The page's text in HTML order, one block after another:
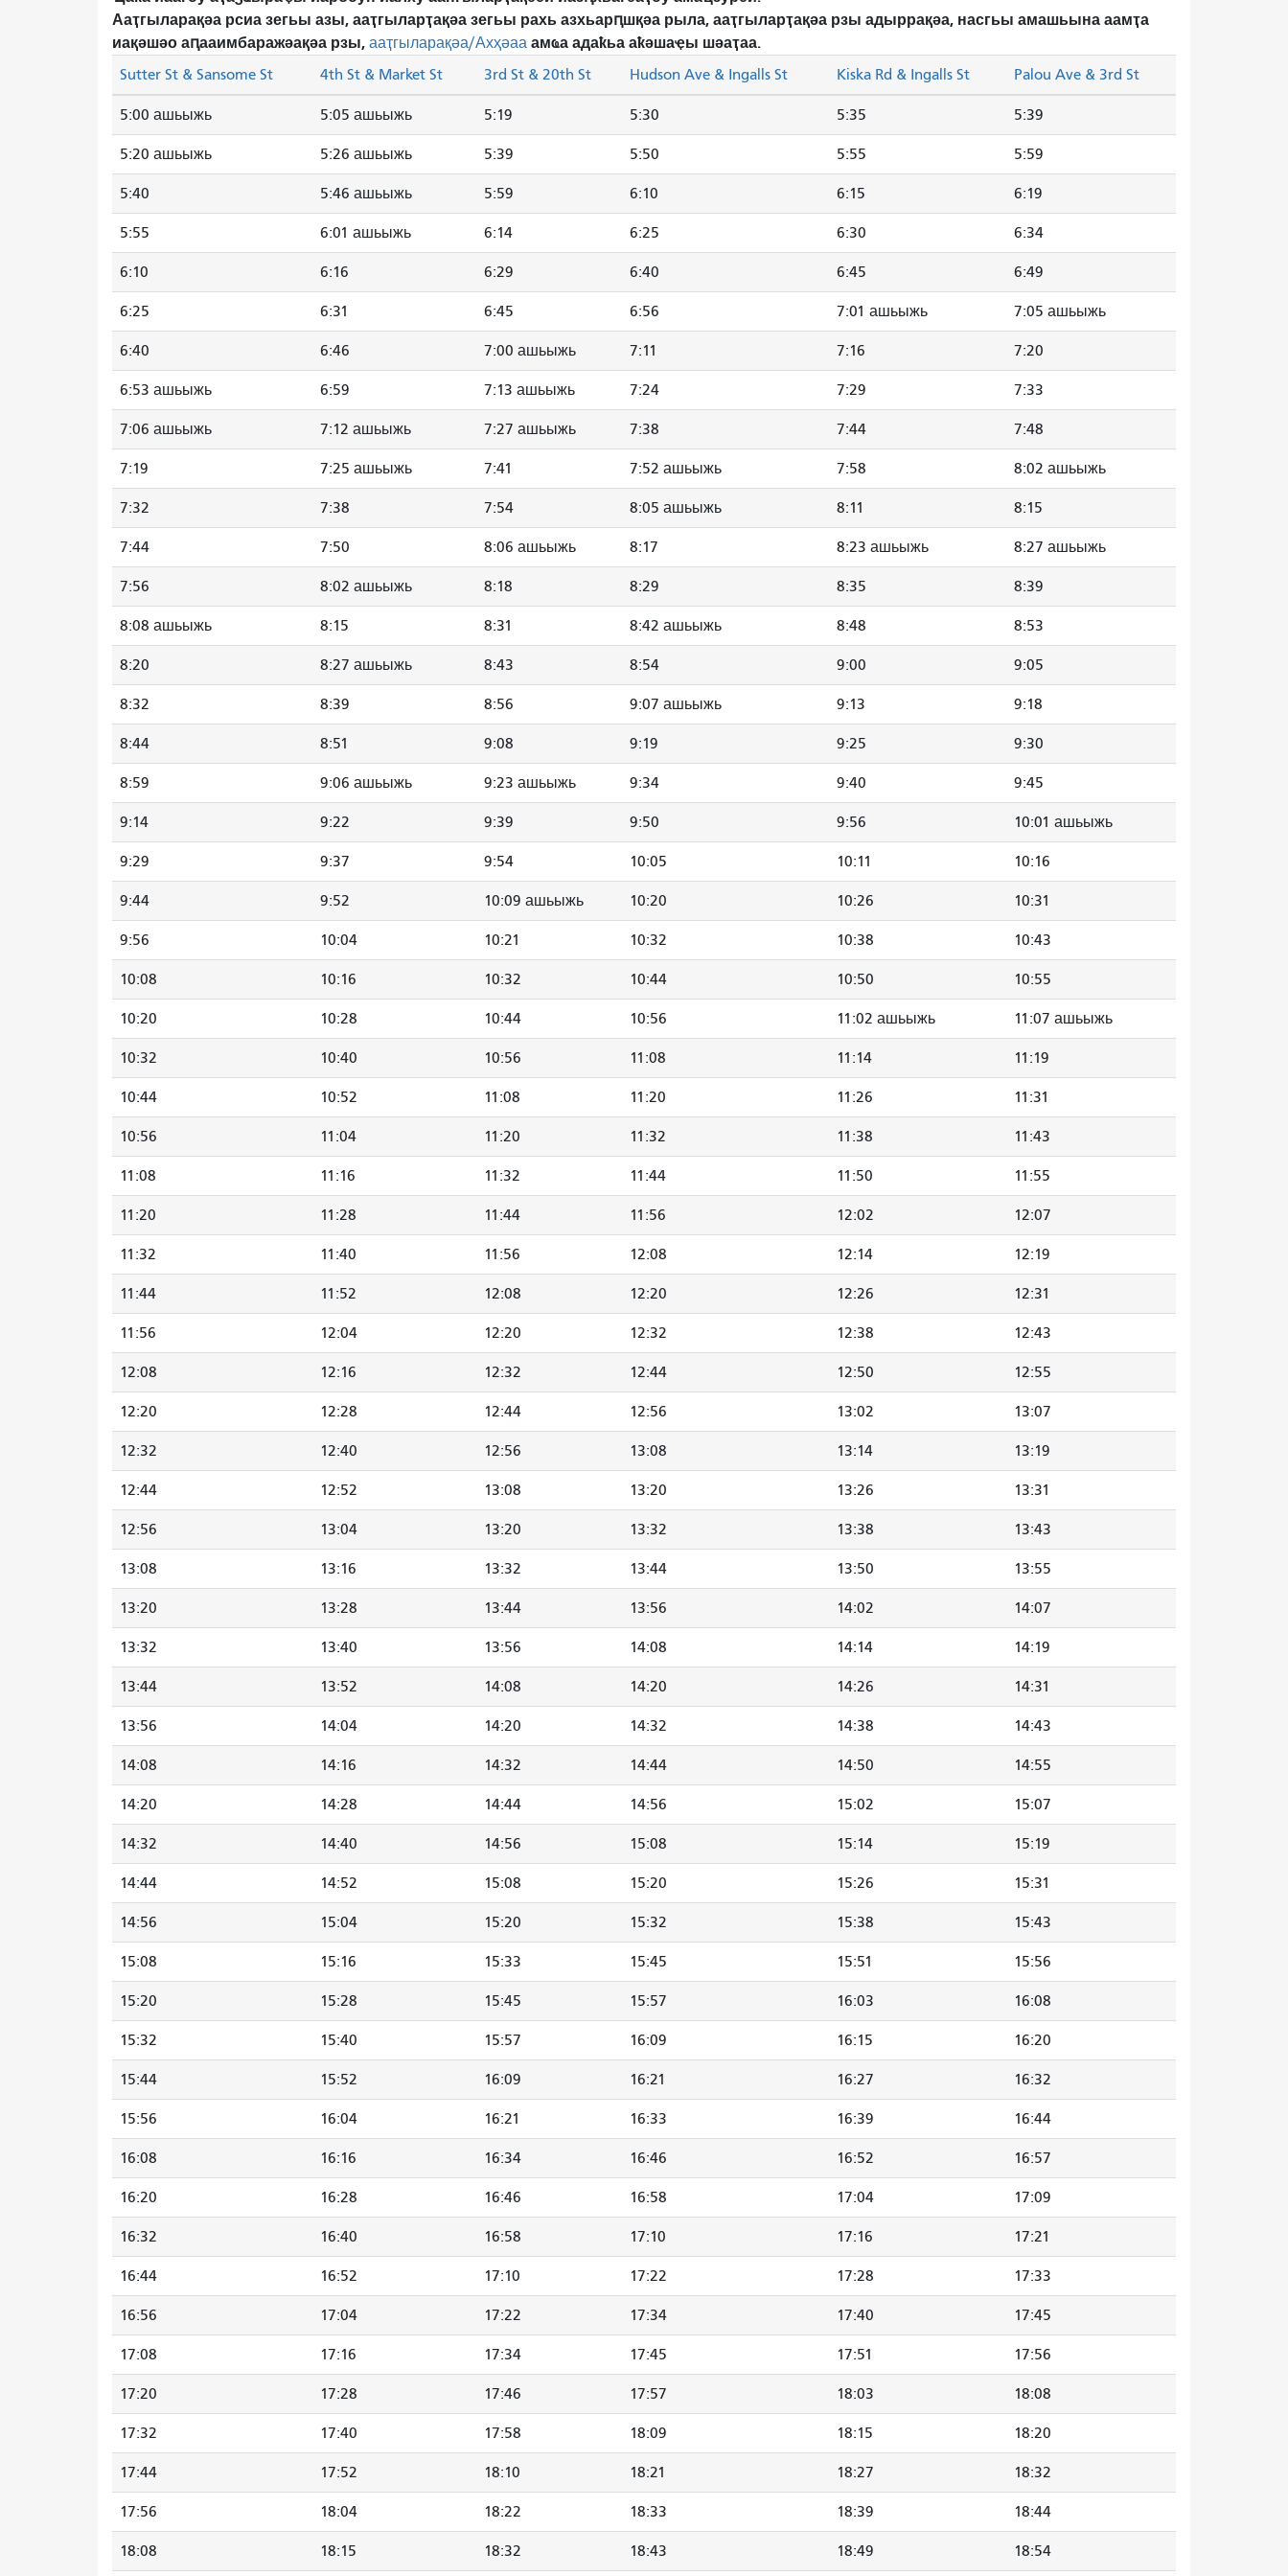
Ааҭгыларақәа рсиа зегьы азы, ааҭгыларҭақәа зегьы рахь азхьарԥшқәа рыла, ааҭгыларҭақәа рзы адыррақәа, насгьы амашьына аамҭа
иақәшәо ​​аԥааимбаражәақәа рзы, ааҭгыларақәа/Ахҳәаа амҩа адаҟьа аҟәшаҿы шәаҭаа.
Sutter St & Sansome St 4th St & Market St 3rd St & 20th St Hudson Ave & Ingalls St Kiska Rd & Ingalls St Palou Ave & 3rd St
5:00 ашьыжь 5:05 ашьыжь 5:19 5:30 5:35 5:39
5:20 ашьыжь 5:26 ашьыжь 5:39 5:50 5:55 5:59
5:40 5:46 ашьыжь 5:59 6:10 6:15 6:19
5:55 6:01 ашьыжь 6:14 6:25 6:30 6:34
6:10 6:16 6:29 6:40 6:45 6:49
6:25 6:31 6:45 6:56 7:01 ашьыжь 7:05 ашьыжь
6:40 6:46 7:00 ашьыжь 7:11 7:16 7:20
6:53 ашьыжь 6:59 7:13 ашьыжь 7:24 7:29 7:33
7:06 ашьыжь 7:12 ашьыжь 7:27 ашьыжь 7:38 7:44 7:48
7:19 7:25 ашьыжь 7:41 7:52 ашьыжь 7:58 8:02 ашьыжь
7:32 7:38 7:54 8:05 ашьыжь 8:11 8:15
7:44 7:50 8:06 ашьыжь 8:17 8:23 ашьыжь 8:27 ашьыжь
7:56 8:02 ашьыжь 8:18 8:29 8:35 8:39
8:08 ашьыжь 8:15 8:31 8:42 ашьыжь 8:48 8:53
8:20 8:27 ашьыжь 8:43 8:54 9:00 9:05
8:32 8:39 8:56 9:07 ашьыжь 9:13 9:18
8:44 8:51 9:08 9:19 9:25 9:30
8:59 9:06 ашьыжь 9:23 ашьыжь 9:34 9:40 9:45
9:14 9:22 9:39 9:50 9:56 10:01 ашьыжь
9:29 9:37 9:54 10:05 10:11 10:16
9:44 9:52 10:09 ашьыжь 10:20 10:26 10:31
9:56 10:04 10:21 10:32 10:38 10:43
10:08 10:16 10:32 10:44 10:50 10:55
10:20 10:28 10:44 10:56 11:02 ашьыжь 11:07 ашьыжь
10:32 10:40 10:56 11:08 11:14 11:19
10:44 10:52 11:08 11:20 11:26 11:31
10:56 11:04 11:20 11:32 11:38 11:43
11:08 11:16 11:32 11:44 11:50 11:55
11:20 11:28 11:44 11:56 12:02 12:07
11:32 11:40 11:56 12:08 12:14 12:19
11:44 11:52 12:08 12:20 12:26 12:31
11:56 12:04 12:20 12:32 12:38 12:43
12:08 12:16 12:32 12:44 12:50 12:55
12:20 12:28 12:44 12:56 13:02 13:07
12:32 12:40 12:56 13:08 13:14 13:19
12:44 12:52 13:08 13:20 13:26 13:31
12:56 13:04 13:20 13:32 13:38 13:43
13:08 13:16 13:32 13:44 13:50 13:55
13:20 13:28 13:44 13:56 14:02 14:07
13:32 13:40 13:56 14:08 14:14 14:19
13:44 13:52 14:08 14:20 14:26 14:31
13:56 14:04 14:20 14:32 14:38 14:43
14:08 14:16 14:32 14:44 14:50 14:55
14:20 14:28 14:44 14:56 15:02 15:07
14:32 14:40 14:56 15:08 15:14 15:19
14:44 14:52 15:08 15:20 15:26 15:31
14:56 15:04 15:20 15:32 15:38 15:43
15:08 15:16 15:33 15:45 15:51 15:56
15:20 15:28 15:45 15:57 16:03 16:08
15:32 15:40 15:57 16:09 16:15 16:20
15:44 15:52 16:09 16:21 16:27 16:32
15:56 16:04 16:21 16:33 16:39 16:44
16:08 16:16 16:34 16:46 16:52 16:57
16:20 16:28 16:46 16:58 17:04 17:09
16:32 16:40 16:58 17:10 17:16 17:21
16:44 16:52 17:10 17:22 17:28 17:33
16:56 17:04 17:22 17:34 17:40 17:45
17:08 17:16 17:34 17:45 17:51 17:56
17:20 17:28 17:46 17:57 18:03 18:08
17:32 17:40 17:58 18:09 18:15 18:20
17:44 17:52 18:10 18:21 18:27 18:32
17:56 18:04 18:22 18:33 18:39 18:44
18:08 18:15 18:32 18:43 18:49 18:54